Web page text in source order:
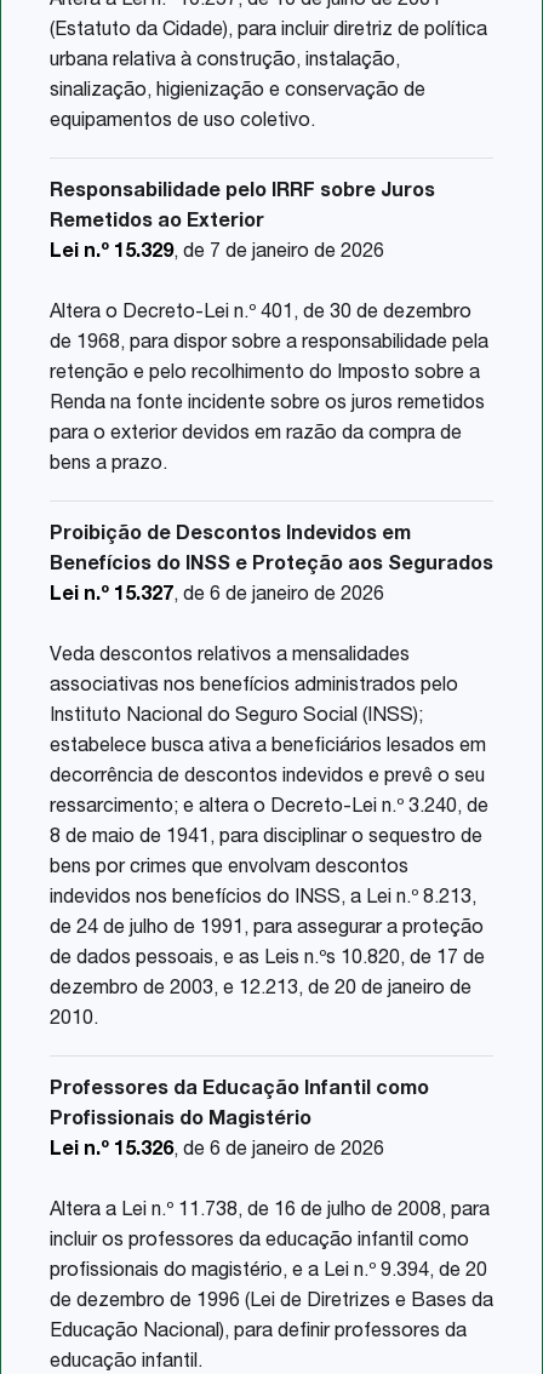
(Estatuto da Cidade), para incluir diretriz de política
urbana relativa à construção, instalação,
sinalização, higienização e conservação de
equipamentos de uso coletivo.
Responsabilidade pelo IRRF sobre Juros
Remetidos ao Exterior
Lei n.º 15.329, de 7 de janeiro de 2026
Altera o Decreto-Lei n.º 401, de 30 de dezembro
de 1968, para dispor sobre a responsabilidade pela
retenção e pelo recolhimento do Imposto sobre a
Renda na fonte incidente sobre os juros remetidos
para o exterior devidos em razão da compra de
bens a prazo.
Proibição de Descontos Indevidos em
Benefícios do INSS e Proteção aos Segurados
Lei n.º 15.327, de 6 de janeiro de 2026
Veda descontos relativos a mensalidades
associativas nos benefícios administrados pelo
Instituto Nacional do Seguro Social (INSS);
estabelece busca ativa a beneficiários lesados em
decorrência de descontos indevidos e prevê o seu
ressarcimento; e altera o Decreto-Lei n.º 3.240, de
8 de maio de 1941, para disciplinar o sequestro de
bens por crimes que envolvam descontos
indevidos nos benefícios do INSS, a Lei n.º 8.213,
de 24 de julho de 1991, para assegurar a proteção
de dados pessoais, e as Leis n.ºs 10.820, de 17 de
dezembro de 2003, e 12.213, de 20 de janeiro de
2010.
Professores da Educação Infantil como
Profissionais do Magistério
Lei n.º 15.326, de 6 de janeiro de 2026
Altera a Lei n.º 11.738, de 16 de julho de 2008, para
incluir os professores da educação infantil como
profissionais do magistério, e a Lei n.º 9.394, de 20
de dezembro de 1996 (Lei de Diretrizes e Bases da
Educação Nacional), para definir professores da
educação infantil.